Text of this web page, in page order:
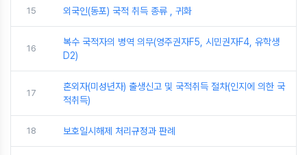
15 외국인(동포) 국적 취득 종류 , 귀화
16
복수 국적자의 병역 의무(영주권자F5, 시민권자F4, 유학생
D2)
17
혼외자(미성년자) 출생신고 및 국적취득 절차(인지에 의한 국
적취득)
18 보호일시해제 처리규정과 판례